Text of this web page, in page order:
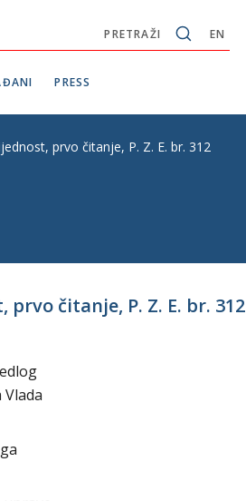
EN
PRETRAŽI
PRESS
prvo čitanje, P. Z. E. br. 312
čitanje, P. Z. E. br. 312